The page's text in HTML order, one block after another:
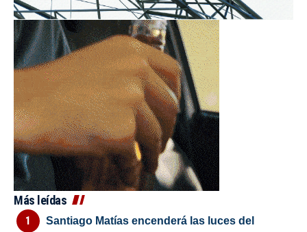
Más leídas
Santiago Matías encenderá las luces del